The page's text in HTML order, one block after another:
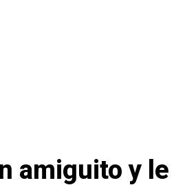
amiguito y le